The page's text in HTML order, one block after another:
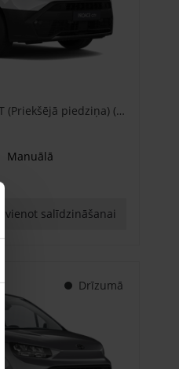
Professional Plus 1.2 Turbo M/T (Priekšējā piedziņa) (81 kW)
Manuālā
salīdzināšanai
Drīzumā